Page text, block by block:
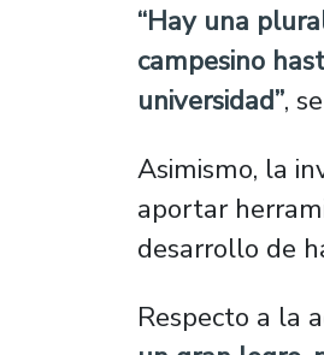
“Hay una
campesino
universidad”,
Asimismo, la
aportar
desarrollo de
Respecto a la